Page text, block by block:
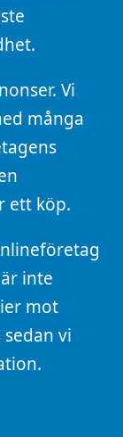
Vi
många
ett köp.
inte
mot
vi